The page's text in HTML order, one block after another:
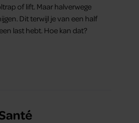
of lift. Maar halverwege
Dit terwijl je van een half
last hebt. Hoe kan dat?